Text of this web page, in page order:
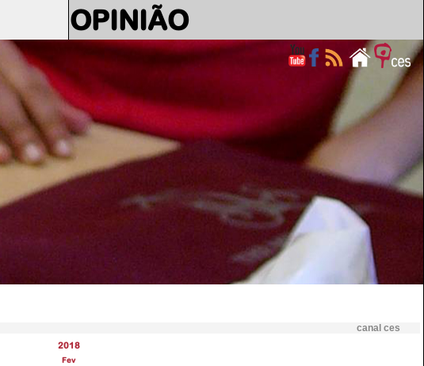
OPINIÃO
canal ces
2018
Fev